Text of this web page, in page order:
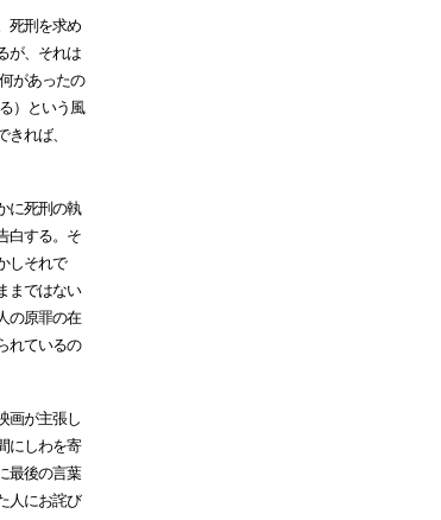
死刑を求め
が、それは
があったの
）という風
れば、
に死刑の執
白する。そ
しそれで
まではない
の原罪の在
れているの
画が主張し
にしわを寄
最後の言葉
人にお詫び